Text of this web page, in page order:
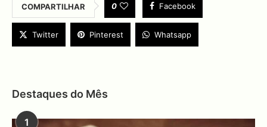
COMPARTILHAR 0 Facebook
Twitter Pinterest Whatsapp
Destaques do Mês
1